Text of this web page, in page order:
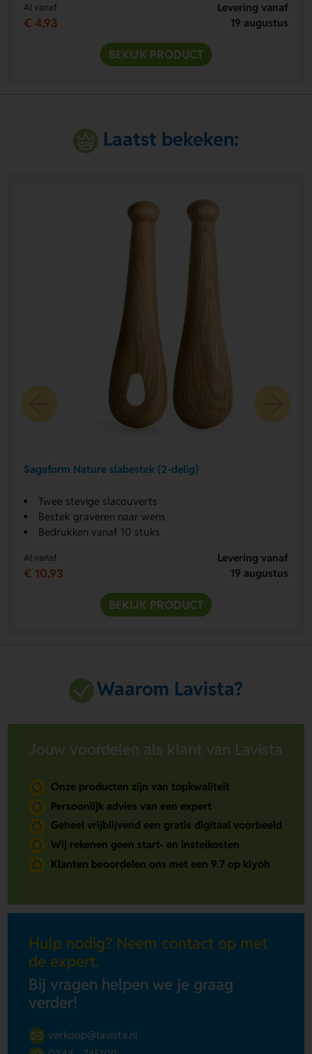
Al vanaf
€ 4,93
Levering vanaf
19 augustus
BEKIJK PRODUCT
Laatst bekeken:
Sagaform Nature slabestek (2-delig)
Twee stevige slacouverts
Bestek graveren naar wens
Bedrukken vanaf 10 stuks
Al vanaf
€ 10,93
Levering vanaf
19 augustus
BEKIJK PRODUCT
Waarom Lavista?
Jouw voordelen als klant van Lavista
Onze producten zijn van topkwaliteit
Persoonlijk advies van een expert
Geheel vrijblijvend een gratis digitaal voorbeeld
Wij rekenen geen start- en instelkosten
Klanten beoordelen ons met een 9.7 op kiyoh
Hulp nodig? Neem contact op met
de expert.
Bij vragen helpen we je graag
verder!
verkoop@lavista.nl